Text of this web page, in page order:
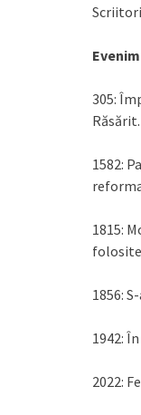
305:
Răsărit.
1582:
1815:
1856:
1942:
2022: